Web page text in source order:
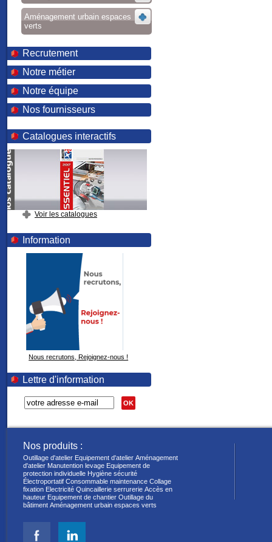
Aménagement urbain espaces
verts
Recrutement
Notre métier
Notre équipe
Nos fournisseurs
Catalogues interactifs
Voir les catalogues
Information
Nous recrutons, Rejoignez-nous !
Lettre d'information
OK
Nos produits :
Outillage d'atelier Equipement d'atelier Aménagement
d'atelier Manutention levage Equipement de
protection individuelle Hygiène sécurité
Électroportatif Consommable maintenance Collage
fixation Electricité Quincaillerie serrurerie Accès en
hauteur Equipement de chantier Outillage du
bâtiment Aménagement urbain espaces verts